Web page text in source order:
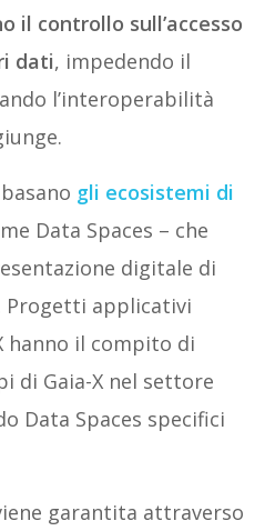
il controllo sull’accesso
dati, impedendo il
l’interoperabilità
gli ecosistemi di
Data Spaces – che
digitale di
Progetti applicativi
hanno il compito di
di Gaia-X nel settore
Data Spaces specifici
garantita attraverso